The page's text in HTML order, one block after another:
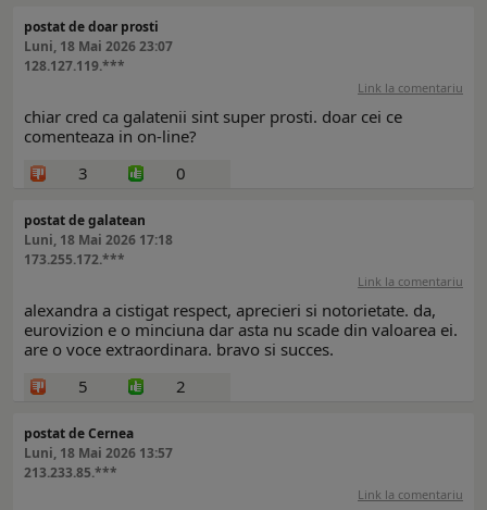
postat de doar prosti
Luni, 18 Mai 2026 23:07
128.127.119.***
Link la comentariu
chiar cred ca galatenii sint super prosti. doar cei ce
comenteaza in on-line?
3
0
postat de galatean
Luni, 18 Mai 2026 17:18
173.255.172.***
Link la comentariu
alexandra a cistigat respect, aprecieri si notorietate. da,
eurovizion e o minciuna dar asta nu scade din valoarea ei.
are o voce extraordinara. bravo si succes.
5
2
postat de Cernea
Luni, 18 Mai 2026 13:57
213.233.85.***
Link la comentariu